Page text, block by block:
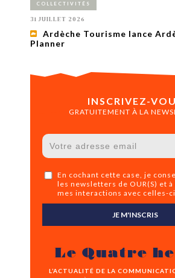
COLLECTIVITÉS
31 JUILLET 2026
Ardèche Tourisme lance
Planner
INSCRIVEZ-
GRATUITEMENT À LA
En cochant cette case, je
les newsletters de OUR(S) et
mes interactions avec celles-
JE M'INSCRIS
Le Quatre
L’ACTUALITÉ DE LA